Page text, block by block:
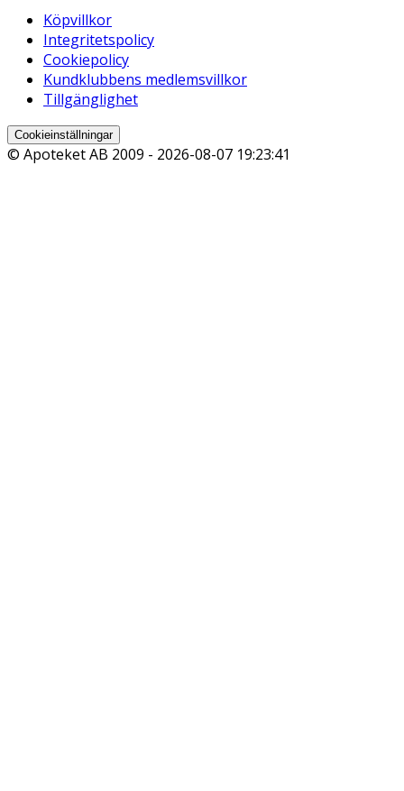
Köpvillkor
Integritetspolicy
Cookiepolicy
Kundklubbens medlemsvillkor
Tillgänglighet
Cookieinställningar
© Apoteket AB 2009 - 2026-08-07 19:23:41